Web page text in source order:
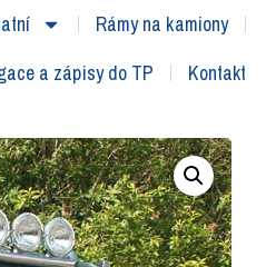
Rámy na kamiony
a zápisy do TP
Kontakt